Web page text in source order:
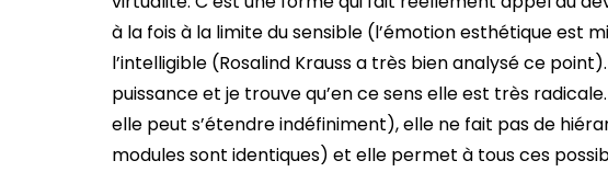
à la fois à la limite du sensible (l’émotion esthétique est
l’intelligible (Rosalind Krauss a très bien analysé ce
puissance et je trouve qu’en ce sens elle est très
elle peut s’étendre indéfiniment), elle ne fait pas de
modules sont identiques) et elle permet à tous ces